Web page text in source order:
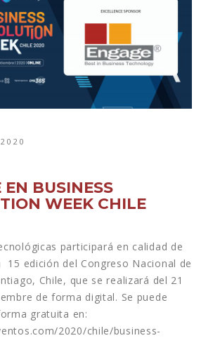
EN BUSINESS
WEEK CHILE
participará en calidad de
15 edición del Congreso Nacional de
Chile, que se realizará del 21
de forma digital. Se puede
gratuita en:
2020/chile/business-